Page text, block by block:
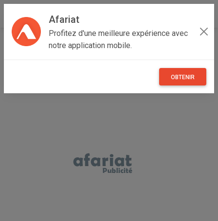
Afariat
Profitez d'une meilleure expérience avec
notre application mobile.
OBTENIR
Accueil Recherche Immobilier